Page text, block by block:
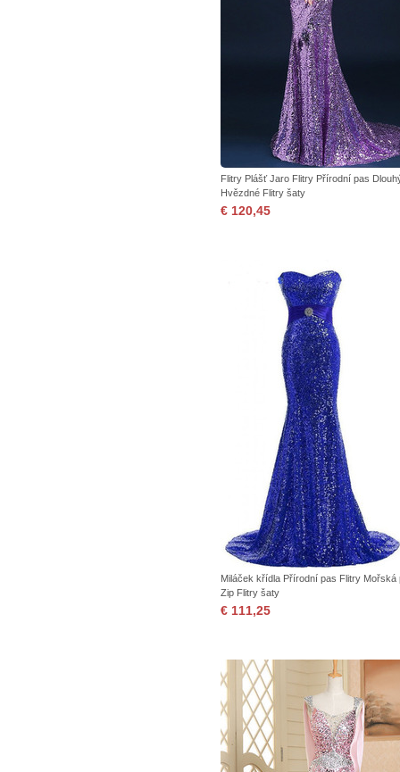
Flitry Plášť Jaro Flitry Přírodní pas
Hvězdné Flitry šaty
€ 120,45
Miláček křídla Přírodní pas Flitry Mořská
Zip Flitry šaty
€ 111,25